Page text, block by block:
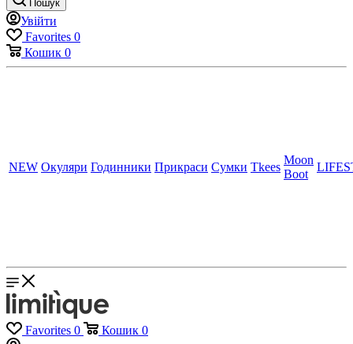
Пошук
Увійти
Favorites 0
Кошик 0
NEW Окуляри Годинники Прикраси Сумки Tkees
Moon
Boot
Favorites 0 Кошик 0